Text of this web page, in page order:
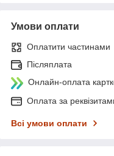
Умови оплати
Оплатити частинами
Післяплата
Онлайн-оплата
Оплата за
Всі умови оплати